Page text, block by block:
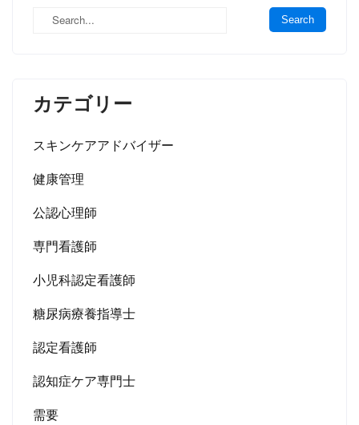
カテゴリー
スキンケアアドバイザー
健康管理
公認心理師
専門看護師
小児科認定看護師
糖尿病療養指導士
認定看護師
認知症ケア専門士
需要